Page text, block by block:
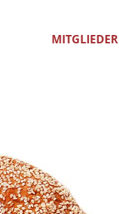
MITGLIEDER